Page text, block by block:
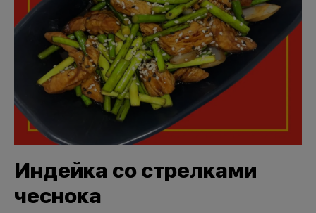
Индейка со стрелками
чеснока